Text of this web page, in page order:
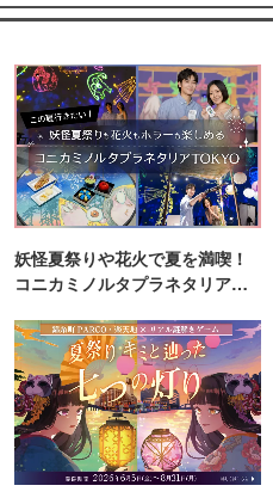
妖怪夏祭りや花火で夏を満喫！
コニカミノルタプラネタリア